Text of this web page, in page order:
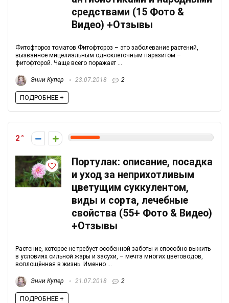
средствами (15 Фото &
Видео) +Отзывы
Фитофтороз томатов Фитофтороз – это заболевание растений,
вызванное мицелиальным одноклеточным паразитом –
фитофторой. Чаще всего поражает ...
Энни Купер 23.07.2018 2
ПОДРОБНЕЕ +
2
Портулак: описание, посадка
и уход за неприхотливым
цветущим суккулентом,
виды и сорта, лечебные
свойства (55+ Фото & Видео)
+Отзывы
Растение, которое не требует особенной заботы и способно выжить
в условиях сильной жары и засухи, – мечта многих цветоводов,
воплощённая в жизнь. Именно ...
Энни Купер 21.07.2018 2
ПОДРОБНЕЕ +